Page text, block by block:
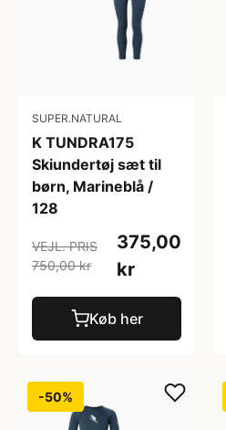
SUPER.NATURAL
K TUNDRA175
Skiundertøj sæt til
børn, Marineblå /
128
VEJL. PRIS
750,00 kr
375,00
kr
Køb her
-50%